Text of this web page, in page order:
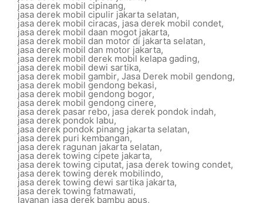
jasa derek mobil cipinang,
jasa derek mobil cipulir jakarta selatan,
jasa derek mobil ciracas, jasa derek mobil condet,
jasa derek mobil daan mogot jakarta,
jasa derek mobil dan motor di jakarta selatan,
jasa derek mobil dan motor jakarta,
jasa derek mobil derek mobil kelapa gading,
jasa derek mobil dewi sartika,
jasa derek mobil gambir, Jasa Derek mobil gendong,
jasa derek mobil gendong bekasi,
jasa derek mobil gendong bogor,
jasa derek mobil gendong cinere,
jasa derek pasar rebo, jasa derek pondok indah,
jasa derek pondok labu,
jasa derek pondok pinang jakarta selatan,
jasa derek puri kembangan,
jasa derek ragunan jakarta selatan,
jasa derek towing cipete jakarta,
jasa derek towing ciputat, jasa derek towing condet,
jasa derek towing derek mobilindo,
jasa derek towing dewi sartika jakarta,
jasa derek towing fatmawati,
layanan jasa derek bambu apus,